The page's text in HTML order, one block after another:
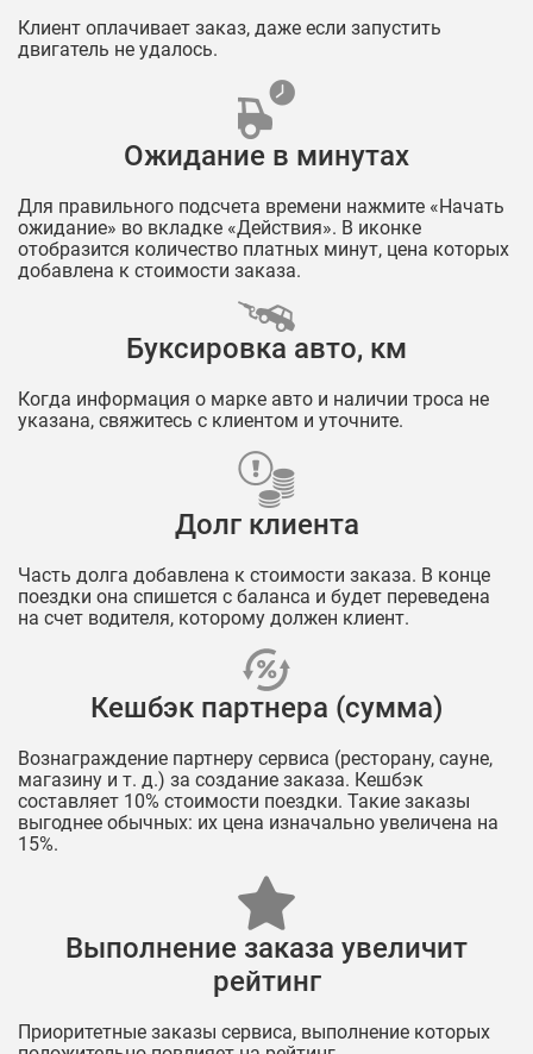
Клиент оплачивает заказ, даже если запустить
двигатель не удалось.
Ожидание в минутах
Для правильного подсчета времени нажмите «Начать
ожидание» во вкладке «Действия». В иконке
отобразится количество платных минут, цена которых
добавлена к стоимости заказа.
Буксировка авто, км
Когда информация о марке авто и наличии троса не
указана, свяжитесь с клиентом и уточните.
Долг клиента
Часть долга добавлена к стоимости заказа. В конце
поездки она спишется с баланса и будет переведена
на счет водителя, которому должен клиент.
Кешбэк партнера (сумма)
Вознаграждение партнеру сервиса (ресторану, сауне,
магазину и т. д.) за создание заказа. Кешбэк
составляет 10% стоимости поездки. Такие заказы
выгоднее обычных: их цена изначально увеличена на
15%.
Выполнение заказа увеличит
рейтинг
Приоритетные заказы сервиса, выполнение которых